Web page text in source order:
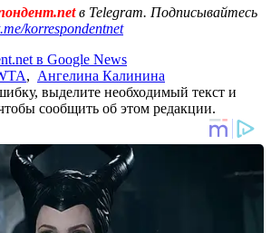
в Telegram. Подписывайтесь
korrespondentnet
в Google News
, Ангелина Калинина
выделите необходимый текст и
сообщить об этом редакции.